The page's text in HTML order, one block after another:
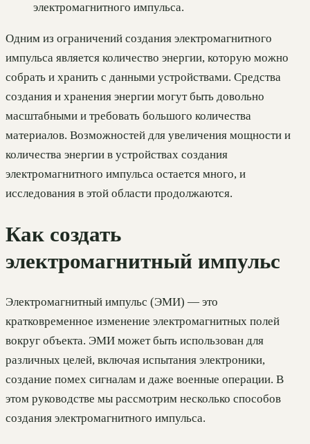
электромагнитного импульса.
Одним из ограничений создания электромагнитного
импульса является количество энергии, которую можно
собрать и хранить с данными устройствами. Средства
создания и хранения энергии могут быть довольно
масштабными и требовать большого количества
материалов. Возможностей для увеличения мощности и
количества энергии в устройствах создания
электромагнитного импульса остается много, и
исследования в этой области продолжаются.
Как создать
электромагнитный импульс
Электромагнитный импульс (ЭМИ) — это
кратковременное изменение электромагнитных полей
вокруг объекта. ЭМИ может быть использован для
различных целей, включая испытания электроники,
создание помех сигналам и даже военные операции. В
этом руководстве мы рассмотрим несколько способов
создания электромагнитного импульса.